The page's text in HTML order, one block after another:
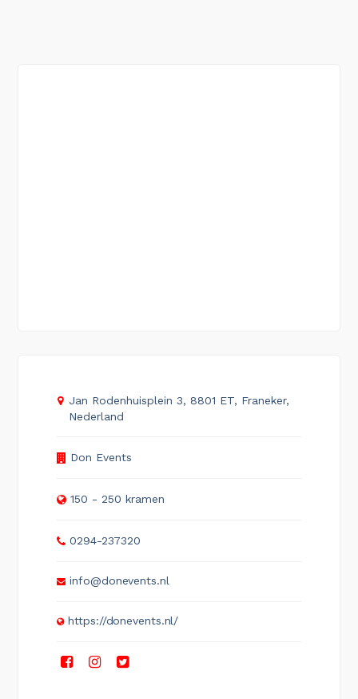
Jan Rodenhuisplein 3, 8801 ET, Franeker,
Nederland
Don Events
150 - 250 kramen
0294-237320
info@donevents.nl
https://donevents.nl/